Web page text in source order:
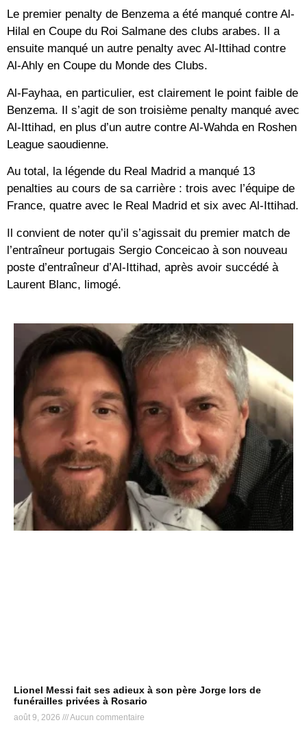
Le premier penalty de Benzema a été manqué contre Al-
Hilal en Coupe du Roi Salmane des clubs arabes. Il a
ensuite manqué un autre penalty avec Al-Ittihad contre
Al-Ahly en Coupe du Monde des Clubs.
Al-Fayhaa, en particulier, est clairement le point faible de
Benzema. Il s’agit de son troisième penalty manqué avec
Al-Ittihad, en plus d’un autre contre Al-Wahda en Roshen
League saoudienne.
Au total, la légende du Real Madrid a manqué 13
penalties au cours de sa carrière : trois avec l’équipe de
France, quatre avec le Real Madrid et six avec Al-Ittihad.
Il convient de noter qu’il s’agissait du premier match de
l’entraîneur portugais Sergio Conceicao à son nouveau
poste d’entraîneur d’Al-Ittihad, après avoir succédé à
Laurent Blanc, limogé.
Lionel Messi fait ses adieux à son père Jorge lors de
funérailles privées à Rosario
août 9, 2026 Aucun commentaire